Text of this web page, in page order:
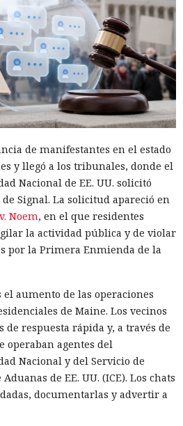
de manifestantes en el estado
y llegó a los tribunales, donde el
Nacional de EE. UU. solicitó
de Signal. La solicitud apareció en
Noem, en el que residentes
la actividad pública y de violar
por la Primera Enmienda de la
aumento de las operaciones
de Maine. Los vecinos
respuesta rápida y, a través de
operaban agentes del
Nacional y del Servicio de
de EE. UU. (ICE). Los chats
documentarlas y advertir a